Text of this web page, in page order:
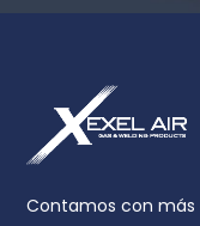
Contamos con más